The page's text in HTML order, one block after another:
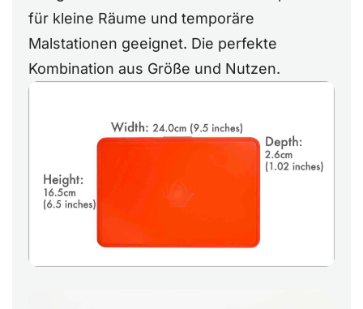
für kleine Räume und temporäre
Malstationen geeignet. Die perfekte
Kombination aus Größe und Nutzen.